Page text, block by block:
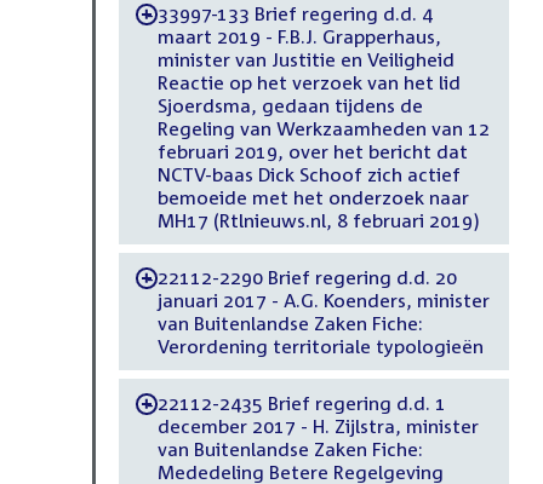
-33997-133 Brief regering d.d. 4
maart 2019 - F.B.J. Grapperhaus,
minister van Justitie en Veiligheid
Reactie op het verzoek van het lid
Sjoerdsma, gedaan tijdens de
Regeling van Werkzaamheden van 12
februari 2019, over het bericht dat
NCTV-baas Dick Schoof zich actief
bemoeide met het onderzoek naar
MH17 (Rtlnieuws.nl, 8 februari 2019)
-22112-2290 Brief regering d.d. 20
januari 2017 - A.G. Koenders, minister
van Buitenlandse Zaken Fiche:
Verordening territoriale typologieën
-22112-2435 Brief regering d.d. 1
december 2017 - H. Zijlstra, minister
van Buitenlandse Zaken Fiche:
Mededeling Betere Regelgeving